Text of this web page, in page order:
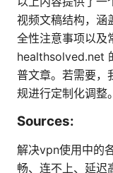
视频文稿结构，涵
全性注意事项以及
healthsolved.net
普文章。若需要，
规进行定制化调整。
Sources:
解决vpn使用中的
畅、连不上、延迟